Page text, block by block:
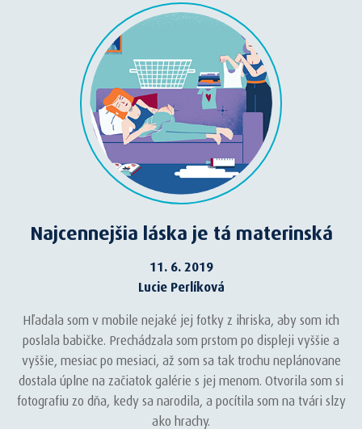
Najcennejšia láska je tá materinská
11. 6. 2019
Lucie Perlíková
Hľadala som v mobile nejaké jej fotky z ihriska, aby som ich
poslala babičke. Prechádzala som prstom po displeji vyššie a
vyššie, mesiac po mesiaci, až som sa tak trochu neplánovane
dostala úplne na začiatok galérie s jej menom. Otvorila som si
fotografiu zo dňa, kedy sa narodila, a pocítila som na tvári slzy
ako hrachy.